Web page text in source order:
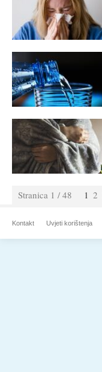
Stranica 1 / 48 1 2
Kontakt Uvjeti korištenja